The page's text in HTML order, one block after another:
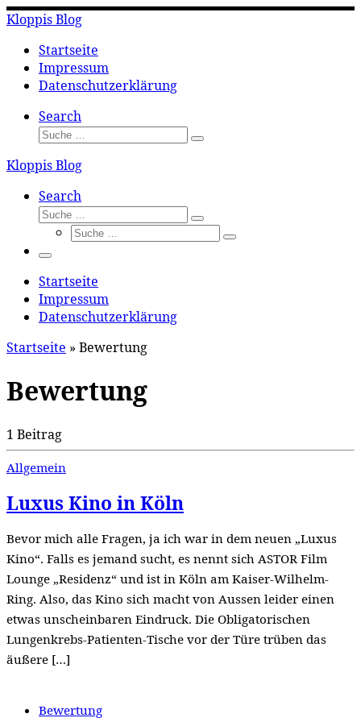
Zum
Inhalt
springen
Kloppis Blog
Startseite
Impressum
Datenschutzerklärung
Search
Suche
Suche
Kloppis Blog
Search
Suche
Suche
Suche
Suche
Menü
Startseite
Impressum
Datenschutzerklärung
Startseite » Bewertung
Bewertung
1 Beitrag
Allgemein
Luxus Kino in Köln
Bevor mich alle Fragen, ja ich war in dem neuen „Luxus
Kino“. Falls es jemand sucht, es nennt sich ASTOR Film
Lounge „Residenz“ und ist in Köln am Kaiser-Wilhelm-
Ring. Also, das Kino sich macht von Aussen leider einen
etwas unscheinbaren Eindruck. Die Obligatorischen
Lungenkrebs-Patienten-Tische vor der Türe trüben das
äußere […]
Bewertung